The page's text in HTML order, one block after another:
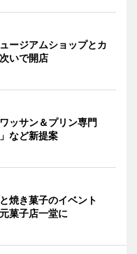
ージアムショップとカ
いで開店
ッサン＆プリン専門
など新提案
焼き菓子のイベント
菓子店一堂に